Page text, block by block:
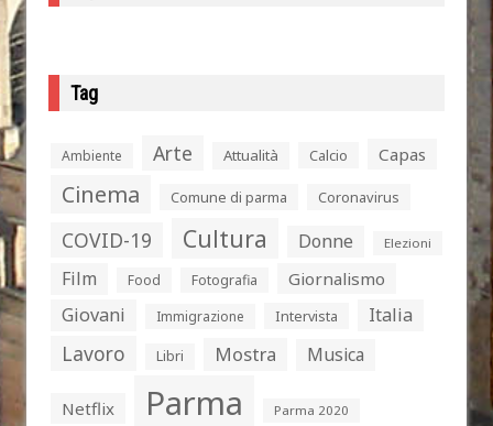
Tag
Ambiente Arte Attualità Calcio Capas
Cinema Comune di parma Coronavirus
COVID-19 Cultura Donne Elezioni
Film Food Fotografia Giornalismo
Giovani Immigrazione Intervista Italia
Lavoro Libri Mostra Musica
Netflix Parma Parma 2020